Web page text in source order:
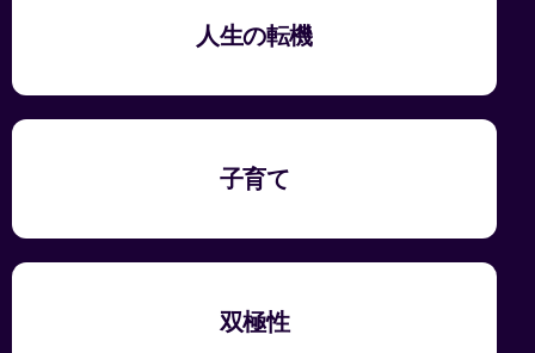
人生の転機
子育て
双極性